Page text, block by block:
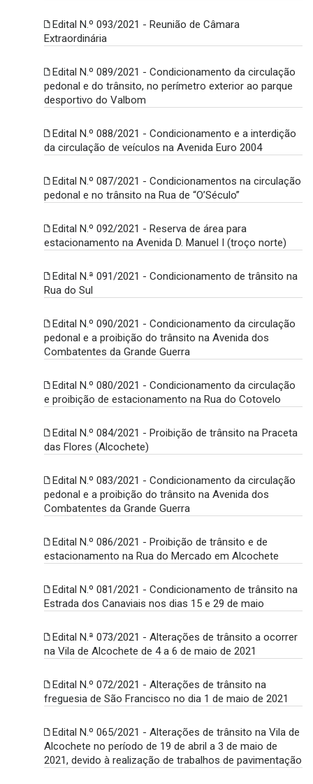
Edital N.º 093/2021 - Reunião de Câmara
Extraordinária
Edital N.º 089/2021 - Condicionamento da circulação
pedonal e do trânsito, no perímetro exterior ao parque
desportivo do Valbom
Edital N.º 088/2021 - Condicionamento e a interdição
da circulação de veículos na Avenida Euro 2004
Edital N.º 087/2021 - Condicionamentos na circulação
pedonal e no trânsito na Rua de “O’Século”
Edital N.º 092/2021 - Reserva de área para
estacionamento na Avenida D. Manuel I (troço norte)
Edital N.ª 091/2021 - Condicionamento de trânsito na
Rua do Sul
Edital N.º 090/2021 - Condicionamento da circulação
pedonal e a proibição do trânsito na Avenida dos
Combatentes da Grande Guerra
Edital N.º 080/2021 - Condicionamento da circulação
e proibição de estacionamento na Rua do Cotovelo
Edital N.º 084/2021 - Proibição de trânsito na Praceta
das Flores (Alcochete)
Edital N.º 083/2021 - Condicionamento da circulação
pedonal e a proibição do trânsito na Avenida dos
Combatentes da Grande Guerra
Edital N.º 086/2021 - Proibição de trânsito e de
estacionamento na Rua do Mercado em Alcochete
Edital N.º 081/2021 - Condicionamento de trânsito na
Estrada dos Canaviais nos dias 15 e 29 de maio
Edital N.ª 073/2021 - Alterações de trânsito a ocorrer
na Vila de Alcochete de 4 a 6 de maio de 2021
Edital N.º 072/2021 - Alterações de trânsito na
freguesia de São Francisco no dia 1 de maio de 2021
Edital N.º 065/2021 - Alterações de trânsito na Vila de
Alcochete no período de 19 de abril a 3 de maio de
2021, devido à realização de trabalhos de pavimentação